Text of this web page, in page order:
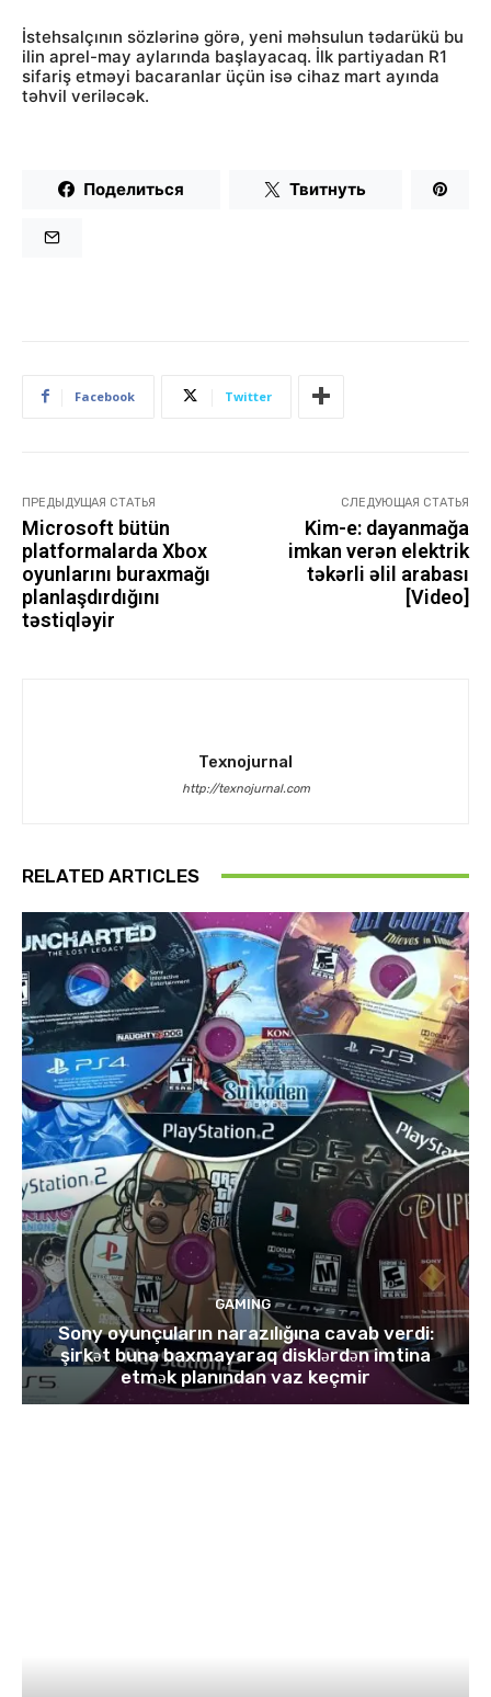
İstehsalçının sözlərinə görə, yeni məhsulun tədarükü bu
ilin aprel-may aylarında başlayacaq. İlk partiyadan R1
sifariş etməyi bacaranlar üçün isə cihaz mart ayında
təhvil veriləcək.
Поделиться Твитнуть
Facebook Twitter
ПРЕДЫДУЩАЯ СТАТЬЯ
Microsoft bütün
platformalarda Xbox
oyunlarını buraxmağı
planlaşdırdığını
təstiqləyir
СЛЕДУЮЩАЯ СТАТЬЯ
Kim-e: dayanmağa
imkan verən elektrik
təkərli əlil arabası
[Video]
Texnojurnal
http://texnojurnal.com
RELATED ARTICLES
GAMING
Sony oyunçuların narazılığına cavab verdi:
şirkət buna baxmayaraq disklərdən imtina
etmək planından vaz keçmir